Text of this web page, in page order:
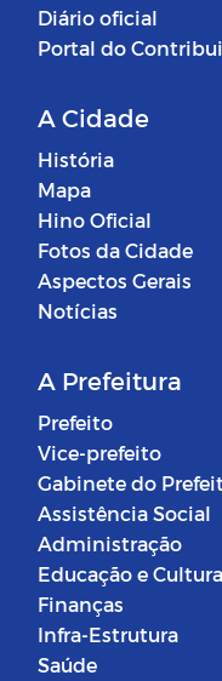
Diário oficial
Portal do
A Cidade
História
Mapa
Hino Oficial
Fotos da Cidade
Aspectos Gerais
Notícias
A Prefeitura
Prefeito
Vice-prefeito
Gabinete do
Assistência Social
Administração
Educação e Cultura
Finanças
Infra-Estrutura
Saúde